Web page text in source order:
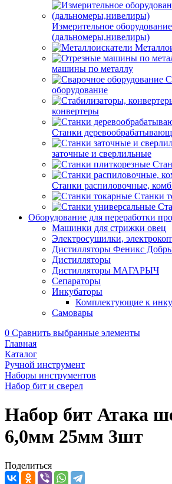
Измерительное оборудование
(дальномеры,нивелиры)
машины по металлу
оборудование
конвертеры
Станки
заточные и сверлильные
Станки распиловочные,
Станки
Оборудование для переработки
Машинки для стрижки овец
Электросушилки,
Дистилляторы Феникс
Дистилляторы
Дистилляторы МАГАРЫЧ
Сепараторы
Инкубаторы
Комплектующие к
Самовары
0 Сравнить выбранные элементы
Главная
Каталог
Ручной инструмент
Наборы инструментов
Набор бит и сверел
Набор бит Атака
6,0мм 25мм 3шт
Поделиться